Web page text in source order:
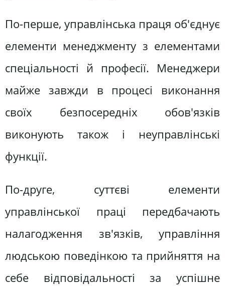
По-перше, управлінська праця об'єднує
елементи менеджменту з елементами
спеціальності й професії. Менеджери
майже завжди в процесі виконання
своїх безпосередніх обов'язків
виконують також і неуправлінські
функції.
По-друге, суттєві елементи
управлінської праці передбачають
налагодження зв'язків, управління
людською поведінкою та прийняття на
себе відповідальності за успішне